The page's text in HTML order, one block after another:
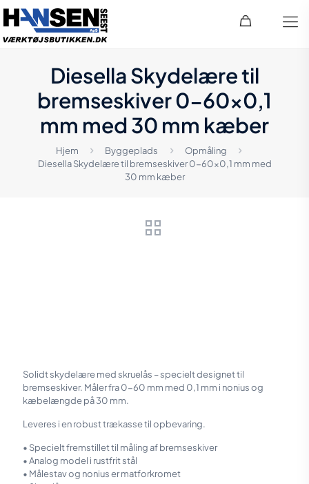
Diesella Skydelære til
bremseskiver 0-60×0,1
mm med 30 mm kæber
Hjem Byggeplads
Opmåling
Diesella Skydelære til bremseskiver 0-60×0,1 mm med
30 mm kæber
Solidt skydelære med skruelås – specielt designet til
bremseskiver. Måler fra 0-60 mm med 0,1 mm i nonius og
kæbelængde på 30 mm.
Leveres i en robust trækasse til opbevaring.
• Specielt fremstillet til måling af bremseskiver
• Analog model i rustfrit stål
• Målestav og nonius er matforkromet